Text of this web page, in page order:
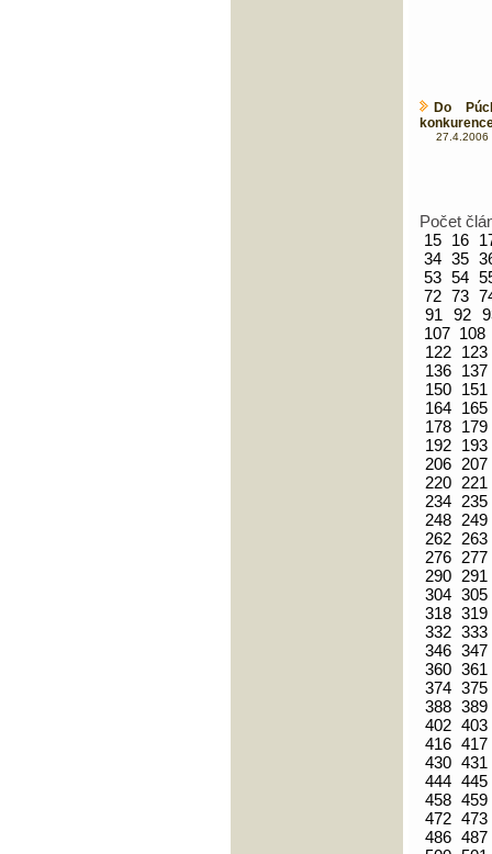
Do
27.4.2006
Počet
15 16
34 35
53 54
72 73
91
92
107 108
122
123
136
137
150
151
164
165
178
179
192
193
206 207
220
221
234
235
248
249
262
263
276
277
290
291
304 305
318 319
332 333
346 347
360 361
374 375
388 389
402 403
416 417
430 431
444 445
458 459
472 473
486 487